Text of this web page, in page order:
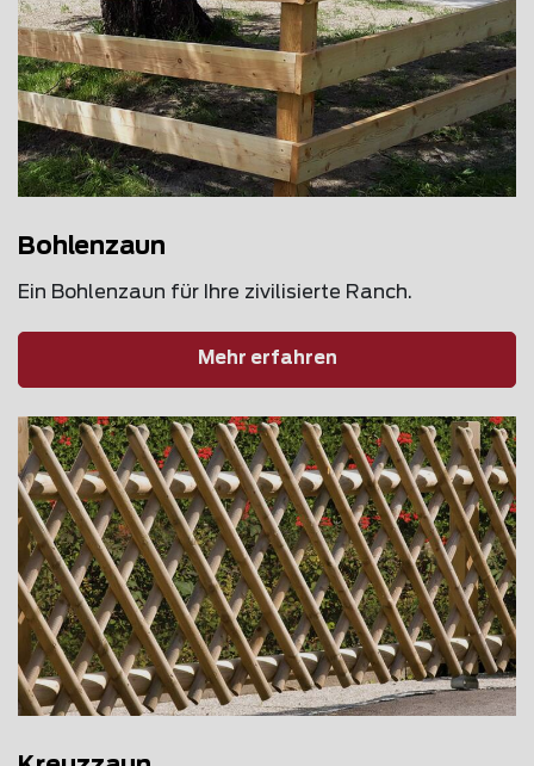
Bohlenzaun
Ein Bohlenzaun für Ihre zivilisierte Ranch.
Mehr erfahren